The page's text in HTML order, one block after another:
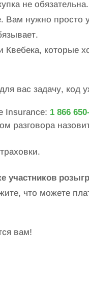
не
Вам нужно просто
Квебека, которые
вас задачу, код
Insurance: 1 866
разговора
участников
что можете
вам!